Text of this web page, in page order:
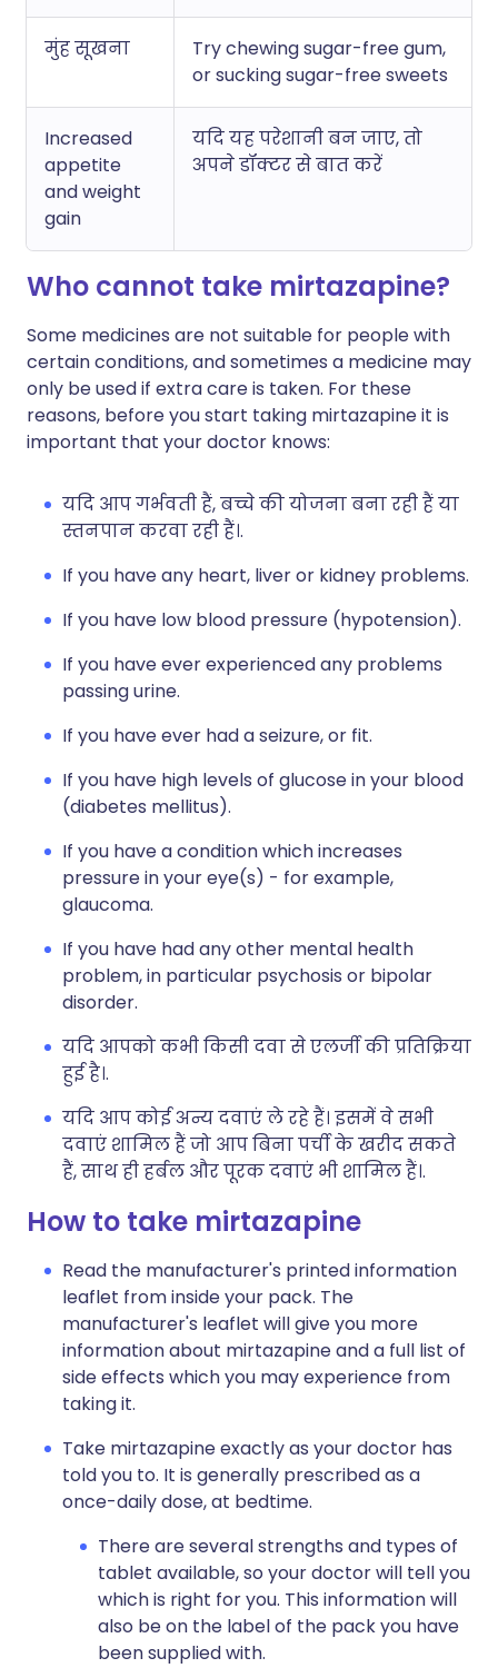
मुंह सूखना
Try chewing sugar-free gum,
or sucking sugar-free sweets
Increased
appetite
and weight
gain
यदि यह परेशानी बन जाए, तो
अपने डॉक्टर से बात करें
Who cannot take mirtazapine?
Some medicines are not suitable for people with
certain conditions, and sometimes a medicine may
only be used if extra care is taken. For these
reasons, before you start taking mirtazapine it is
important that your doctor knows:
यदि आप गर्भवती हैं, बच्चे की योजना बना रही हैं या
स्तनपान करवा रही हैं।.
If you have any heart, liver or kidney problems.
If you have low blood pressure (hypotension).
If you have ever experienced any problems
passing urine.
If you have ever had a seizure, or fit.
If you have high levels of glucose in your blood
(diabetes mellitus).
If you have a condition which increases
pressure in your eye(s) - for example,
glaucoma.
If you have had any other mental health
problem, in particular psychosis or bipolar
disorder.
यदि आपको कभी किसी दवा से एलर्जी की प्रतिक्रिया
हुई है।.
यदि आप कोई अन्य दवाएं ले रहे हैं। इसमें वे सभी
दवाएं शामिल हैं जो आप बिना पर्ची के खरीद सकते
हैं, साथ ही हर्बल और पूरक दवाएं भी शामिल हैं।.
How to take mirtazapine
Read the manufacturer's printed information
leaflet from inside your pack. The
manufacturer's leaflet will give you more
information about mirtazapine and a full list of
side effects which you may experience from
taking it.
Take mirtazapine exactly as your doctor has
told you to. It is generally prescribed as a
once-daily dose, at bedtime.
There are several strengths and types of
tablet available, so your doctor will tell you
which is right for you. This information will
also be on the label of the pack you have
been supplied with.